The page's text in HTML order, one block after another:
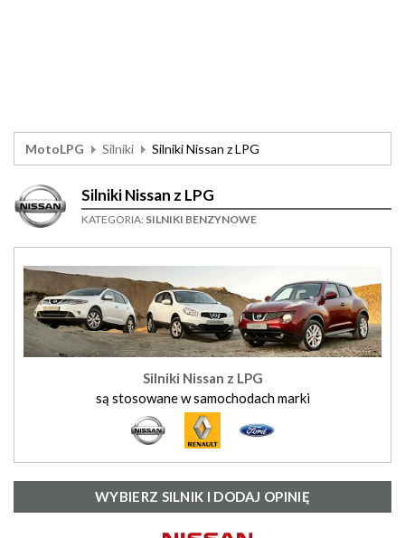
MotoLPG Silniki Silniki Nissan z LPG
Silniki Nissan z LPG
KATEGORIA: SILNIKI BENZYNOWE
Silniki Nissan z LPG
są stosowane w samochodach marki
WYBIERZ SILNIK I DODAJ OPINIĘ